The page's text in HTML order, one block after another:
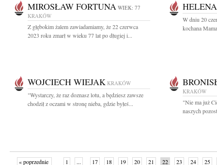
MIROSŁAW FORTUNA WIEK: 77
KRAKÓW
Z głębokim żalem zawiadamiamy, że 22 czerwca
2023 roku zmarł w wieku 77 lat po długiej i...
W dniu 20
kochana
WOJCIECH WIEJAK KRAKÓW
"Wystarczy, że raz doznasz lotu, a będziesz zawsze
chodził z oczami w stronę nieba, gdzie byłeś...
KRAKÓW
"Nie ma już
naszych
« poprzednie 1 ... 17 18 19 20 21 22 23 24 25